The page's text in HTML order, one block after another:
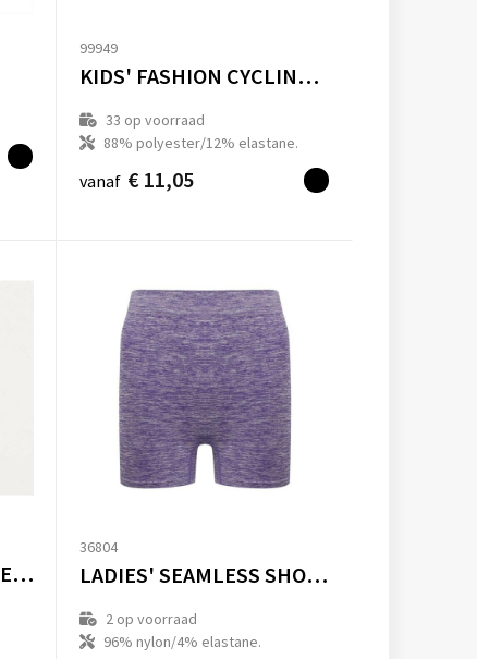
99949
KIDS' FASHION CYCLING SHORTS
33 op voorraad
88% polyester/12% elastane.
vanaf € 11,05
WOMEN'S RECYCLED TECH SHORTS
36804
LADIES' SEAMLESS SHORT
2 op voorraad
96% nylon/4% elastane.